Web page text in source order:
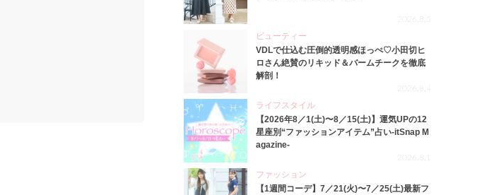
2026.8.5
ビューティー
VDLで仕込む圧倒的透明感ほっぺ♡小田切ヒ
ロさん絶賛のリキッド＆バームチークを徹底
解剖！
2026.8.4
ライフスタイル
【2026年8／1(土)〜8／15(土)】運気UPの12
星座別“ファッションアイテム”占い-itSnap M
agazine-
2026.8.1
ファッション
【1週間コーデ】7／21(火)〜7／25(土)最新フ